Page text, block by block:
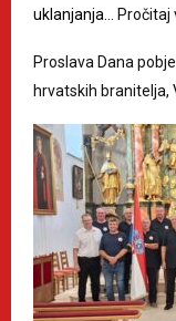
uklanjanja…
Pročitaj
Proslava Dana
hrvatskih branitelja,